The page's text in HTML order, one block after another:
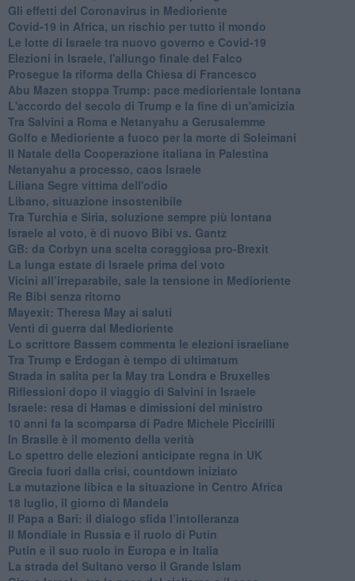
Gli effetti del Coronavirus in Medioriente
Covid-19 in Africa, un rischio per tutto il mondo
Le lotte di Israele tra nuovo governo e Covid-19
Elezioni in Israele, l'allungo finale del Falco
Prosegue la riforma della Chiesa di Francesco
Abu Mazen stoppa Trump: pace mediorientale lontana
L'accordo del secolo di Trump e la fine di un'amicizia
Tra Salvini a Roma e Netanyahu a Gerusalemme
Golfo e Medioriente a fuoco per la morte di Soleimani
Il Natale della Cooperazione italiana in Palestina
Netanyahu a processo, caos Israele
Liliana Segre vittima dell'odio
Libano, situazione insostenibile
Tra Turchia e Siria, soluzione sempre più lontana
Israele al voto, è di nuovo Bibi vs. Gantz
GB: da Corbyn una scelta coraggiosa pro-Brexit
La lunga estate di Israele prima del voto
Vicini all’irreparabile, sale la tensione in Medioriente
Re Bibi senza ritorno
Mayexit: Theresa May ai saluti
Venti di guerra dal Medioriente
Lo scrittore Bassem commenta le elezioni israeliane
Tra Trump e Erdogan è tempo di ultimatum
Strada in salita per la May tra Londra e Bruxelles
Riflessioni dopo il viaggio di Salvini in Israele
Israele: resa di Hamas e dimissioni del ministro
10 anni fa la scomparsa di Padre Michele Piccirilli
In Brasile è il momento della verità
Lo spettro delle elezioni anticipate regna in UK
Grecia fuori dalla crisi, countdown iniziato
La mutazione libica e la situazione in Centro Africa
18 luglio, il giorno di Mandela
Il Papa a Bari: il dialogo sfida l’intolleranza
Il Mondiale in Russia e il ruolo di Putin
Putin e il suo ruolo in Europa e in Italia
La strada del Sultano verso il Grande Islam